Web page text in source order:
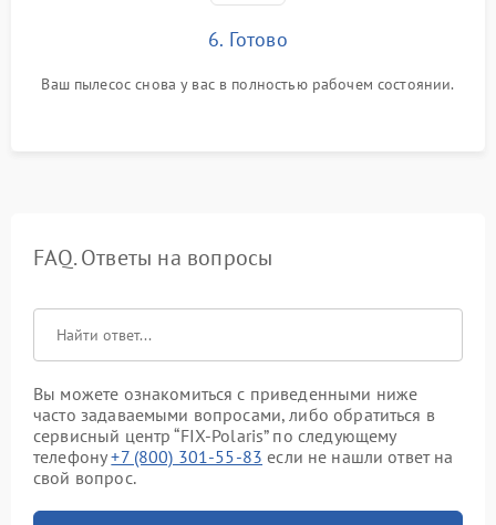
6. Готово
Ваш пылесос снова у вас в полностью рабочем состоянии.
FAQ. Ответы на вопросы
Вы можете ознакомиться с приведенными ниже
часто задаваемыми вопросами, либо обратиться в
сервисный центр “FIX-Polaris” по следующему
телефону+7 (800) 301-55-83 если не нашли ответ на
свой вопрос.